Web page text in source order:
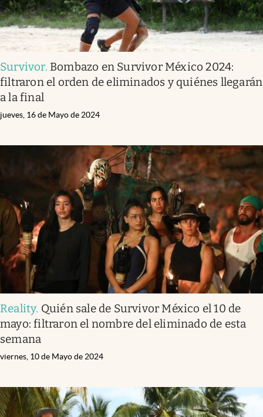
Survivor. Bombazo en Survivor México 2024:
filtraron el orden de eliminados y quiénes llegarán
a la final
jueves, 16 de Mayo de 2024
Reality. Quién sale de Survivor México el 10 de
mayo: filtraron el nombre del eliminado de esta
semana
viernes, 10 de Mayo de 2024